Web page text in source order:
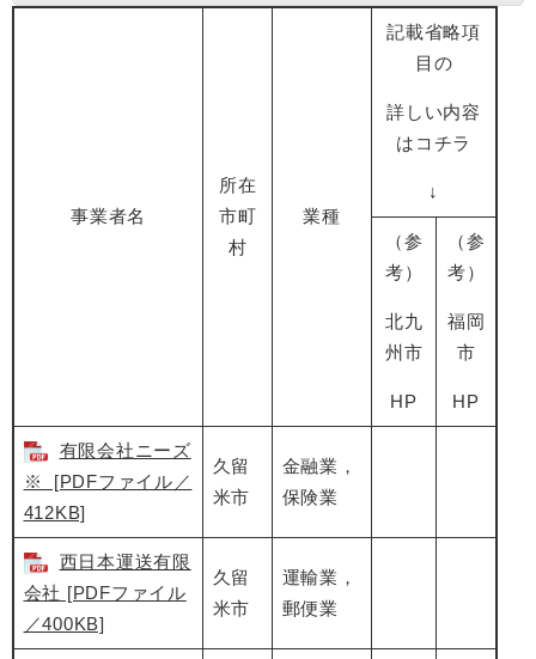
事業者名
所在
市町
村
業種
記載省略項
目の
詳しい内容
はコチラ
↓
（参
考）
北九
州市
HP
（参
考）
福岡
市
HP
有限会社ニーズ
※ [PDFファイル／
412KB]
久留
米市
金融業，
保険業
西日本運送有限
会社 [PDFファイル
／400KB]
久留
米市
運輸業，
郵便業